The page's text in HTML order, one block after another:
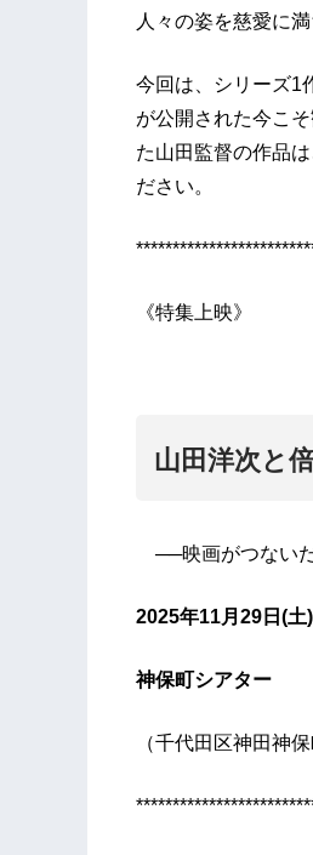
人々の姿を慈愛に
今回は、シリーズ1
が公開された今こ
た山田監督の作品
ださい。
《特集上映》
山田洋次と
──映画がつない
2025年11月29日(土
神保町シアター
（千代田区神田神